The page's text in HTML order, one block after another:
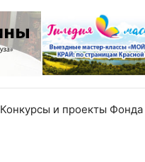
Конкурсы и проекты Фонда